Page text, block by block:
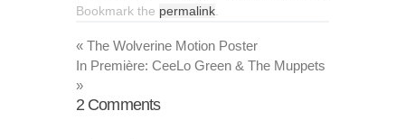
Bookmark the permalink
« The Wolverine Motion Poster
In Première: CeeLo Green & The Muppets
»
2 Comments